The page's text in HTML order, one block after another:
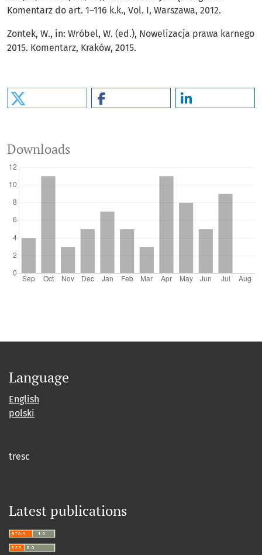
Komentarz do art. 1–116 k.k., Vol. I, Warszawa, 2012.
Zontek, W., in: Wróbel, W. (ed.), Nowelizacja prawa karnego
2015. Komentarz, Kraków, 2015.
Downloads
Language
English
polski
tresc
Latest publications